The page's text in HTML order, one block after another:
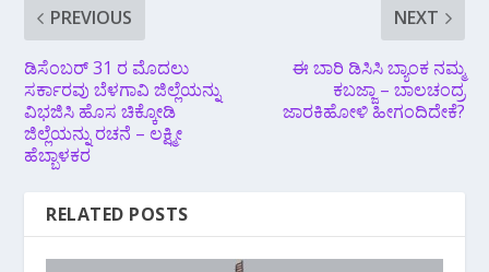
PREVIOUS
ಡಿಸೆಂಬರ್ 31 ರ ಮೊದಲು
ಸರ್ಕಾರವು ಬೆಳಗಾವಿ ಜಿಲ್ಲೆಯನ್ನು
ವಿಭಜಿಸಿ ಹೊಸ ಚಿಕ್ಕೋಡಿ
ಜಿಲ್ಲೆಯನ್ನು ರಚನೆ – ಲಕ್ಷ್ಮೀ
ಹೆಬ್ಬಾಳಕರ
NEXT
ಈ ಬಾರಿ‌ ಡಿಸಿಸಿ ಬ್ಯಾಂಕ ನಮ್ಮ
ಕಬಜ್ಜಾ – ಬಾಲಚಂದ್ರ
ಜಾರಕಿಹೋಳಿ ಹೀಗಂದಿದೇಕೆ?
RELATED POSTS